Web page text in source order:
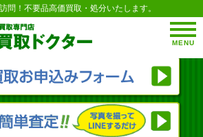
MENU
問！不要品高価買取・処分いたします。